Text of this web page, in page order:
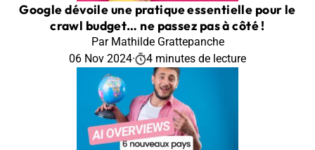
Google dévoile une pratique essentielle pour le
crawl budget… ne passez pas à côté !
Par Mathilde Grattepanche
06 Nov 2024· 4 minutes de lecture